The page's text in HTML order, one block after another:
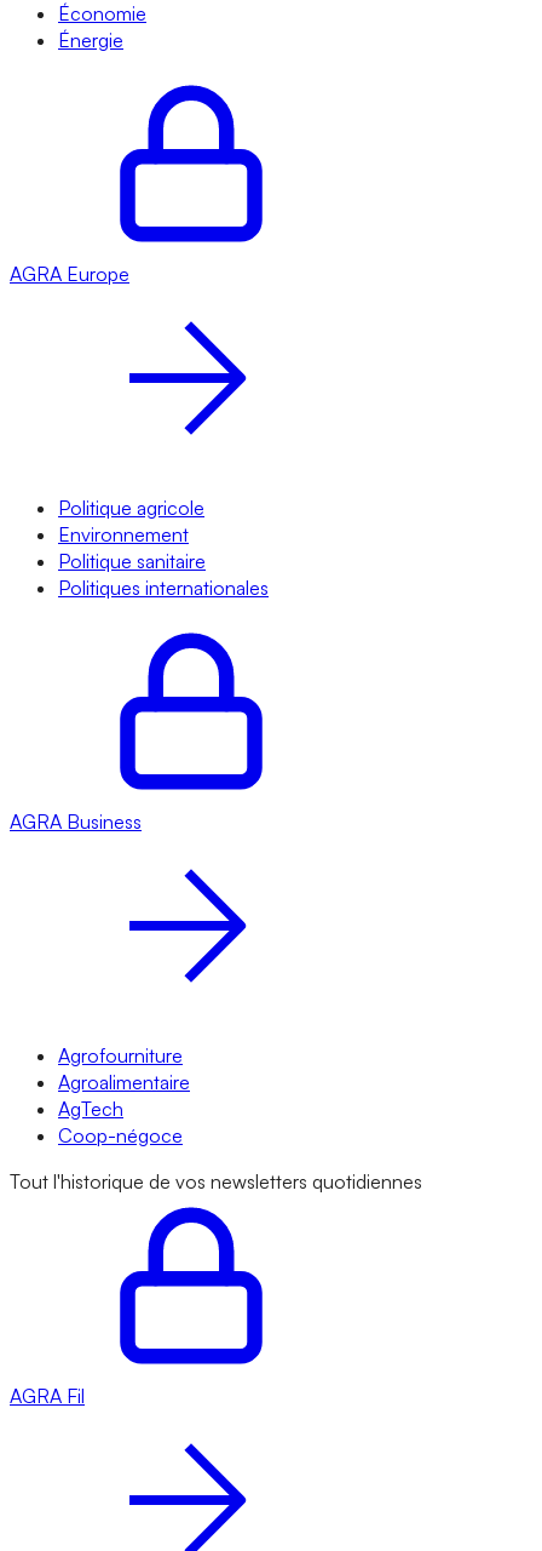
Économie
Énergie
AGRA Europe
Politique agricole
Environnement
Politique sanitaire
Politiques internationales
AGRA Business
Agrofourniture
Agroalimentaire
AgTech
Coop-négoce
Tout l'historique de vos newsletters quotidiennes
AGRA Fil